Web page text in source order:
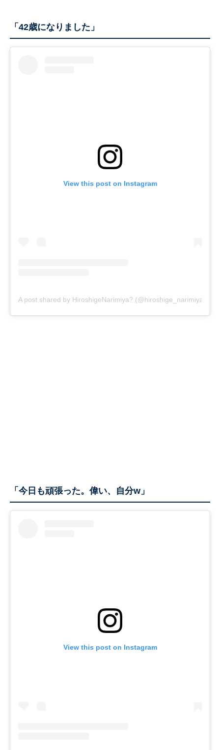
「42歳になりました」
View this post on Instagram
A post shared by HiroshigeNarimiya? (@hiroshige_narimiya)
「今日も頑張った。偉い、自分w」
View this post on Instagram